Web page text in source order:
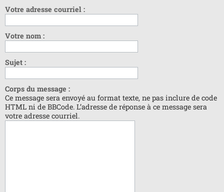
Votre adresse courriel :
Votre nom :
Sujet :
Corps du message :
Ce message sera envoyé au format texte, ne pas inclure de code
HTML ni de BBCode. L’adresse de réponse à ce message sera
votre adresse courriel.